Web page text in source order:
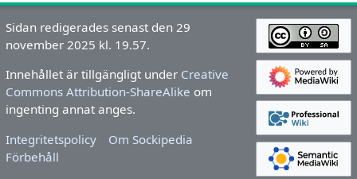
Sidan redigerades senast den 29
november 2025 kl. 19.57.
Innehållet är tillgängligt under Creative
Commons Attribution-ShareAlike om
ingenting annat anges.
Integritetspolicy
Om Sockipedia
Förbehåll